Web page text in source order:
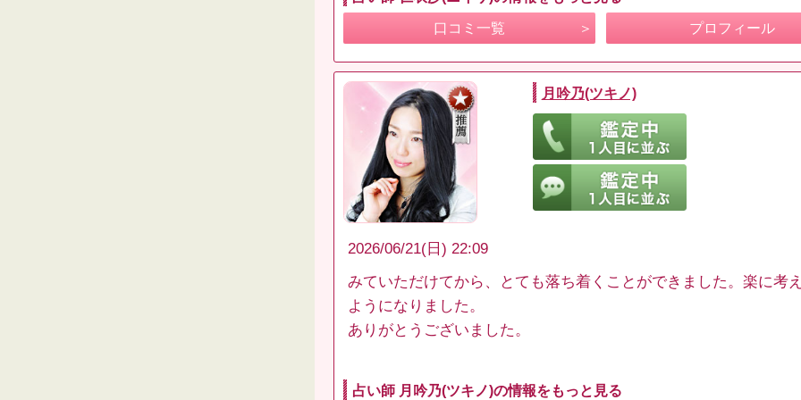
口コミ一覧 プロフィール
月吟乃(ツキノ)
2026/06/21(日) 22:09
みていただけてから、とても落ち着くことができました。楽に考
ようになりました。
ありがとうございました。
占い師 月吟乃(ツキノ)の情報をもっと見る